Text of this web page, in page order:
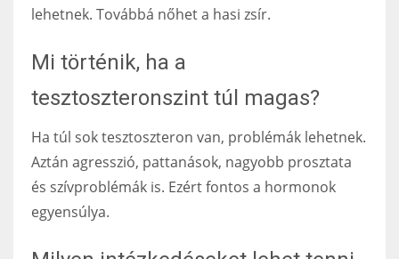
lehetnek. Továbbá nőhet a hasi zsír.
Mi történik, ha a
tesztoszteronszint túl magas?
Ha túl sok tesztoszteron van, problémák lehetnek.
Aztán agresszió, pattanások, nagyobb prosztata
és szívproblémák is. Ezért fontos a hormonok
egyensúlya.